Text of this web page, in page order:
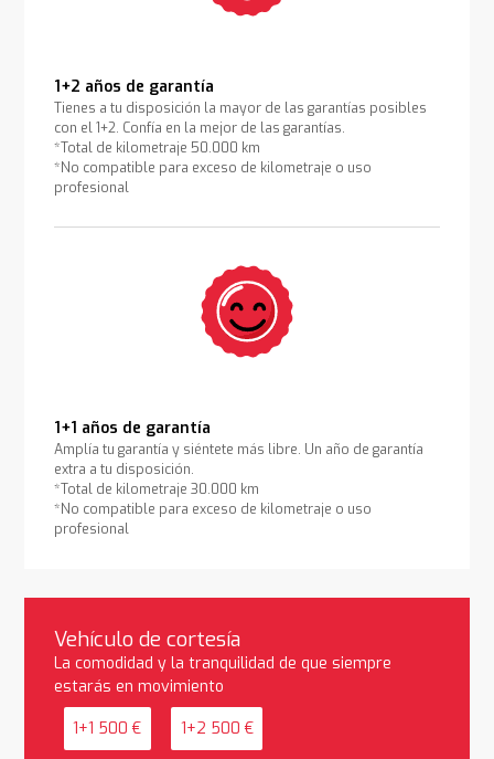
1+2 años de garantía
Tienes a tu disposición la mayor de las garantías posibles
con el 1+2. Confía en la mejor de las garantías.
*Total de kilometraje 50.000 km
*No compatible para exceso de kilometraje o uso
profesional
1+1 años de garantía
Amplía tu garantía y siéntete más libre. Un año de garantía
extra a tu disposición.
*Total de kilometraje 30.000 km
*No compatible para exceso de kilometraje o uso
profesional
Vehículo de cortesía
La comodidad y la tranquilidad de que siempre
estarás en movimiento
1+1 500 € 1+2 500 €